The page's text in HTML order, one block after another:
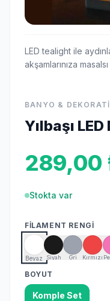
LED tealight ile
akşamlarınıza
BANYO &
Yılbaşı
289,00
Stokta var
FILAMENT RENGI
Beyaz Siyah Gri Kırmızı
BOYUT
Komple Set